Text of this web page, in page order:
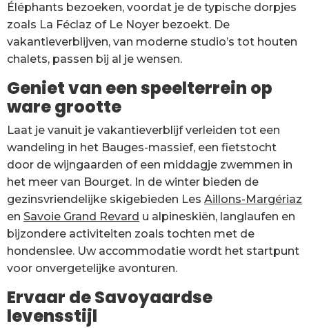
Éléphants bezoeken, voordat je de typische dorpjes
zoals La Féclaz of Le Noyer bezoekt. De
vakantieverblijven, van moderne studio’s tot houten
chalets, passen bij al je wensen.
Geniet van een speelterrein op
ware grootte
Laat je vanuit je vakantieverblijf verleiden tot een
wandeling in het Bauges-massief, een fietstocht
door de wijngaarden of een middagje zwemmen in
het meer van Bourget. In de winter bieden de
gezinsvriendelijke skigebieden Les Aillons-Margériaz
en Savoie Grand Revard u alpineskiën, langlaufen en
bijzondere activiteiten zoals tochten met de
hondenslee. Uw accommodatie wordt het startpunt
voor onvergetelijke avonturen.
Ervaar de Savoyaardse
levensstijl